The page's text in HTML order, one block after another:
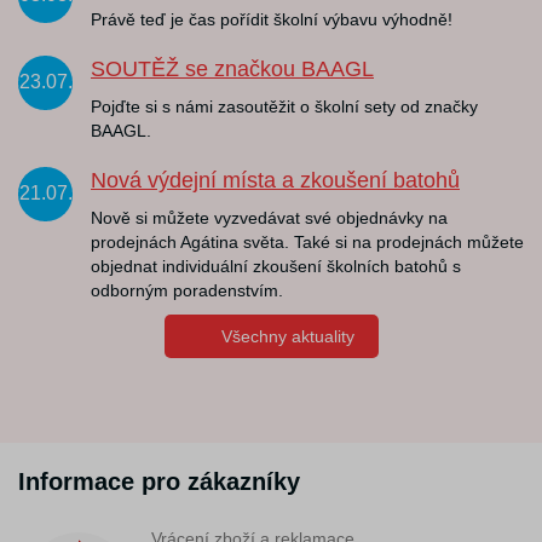
Právě teď je čas pořídit školní výbavu výhodně!
23.07.
SOUTĚŽ se značkou BAAGL
Pojďte si s námi zasoutěžit o školní sety od značky
BAAGL.
21.07.
Nová výdejní místa a zkoušení batohů
Nově si můžete vyzvedávat své objednávky na
prodejnách Agátina světa. Také si na prodejnách můžete
objednat individuální zkoušení školních batohů s
odborným poradenstvím.
Všechny aktuality
Informace pro zákazníky